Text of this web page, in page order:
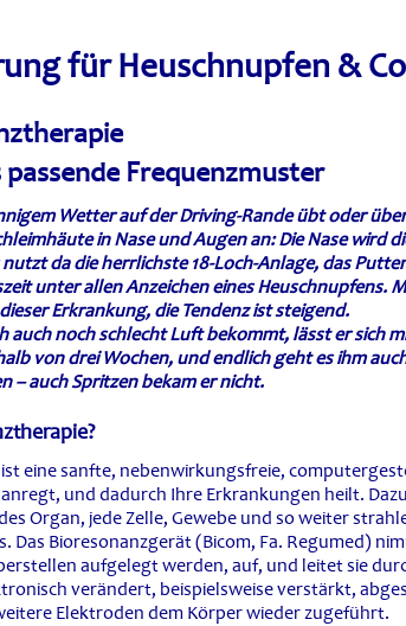
für Heuschnupfen &
Frequenzmuster
Wetter auf der Driving-Rande übt oder
in Nase und Augen an: Die Nase
da die herrlichste 18-Loch-Anlage, das
unter allen Anzeichen eines Heuschnupfens.
Erkrankung, die Tendenz ist steigend.
auch noch schlecht Luft bekommt, lässt er sich
von drei Wochen, und endlich geht es ihm
– auch Spritzen bekam er nicht.
eine sanfte, nebenwirkungsfreie,
und dadurch Ihre Erkrankungen heilt.
Organ, jede Zelle, Gewebe und so weiter
Das Bioresonanzgerät (Bicom, Fa. Regumed)
aufgelegt werden, auf, und leitet sie
verändert, beispielsweise verstärkt,
Elektroden dem Körper wieder zugeführt.